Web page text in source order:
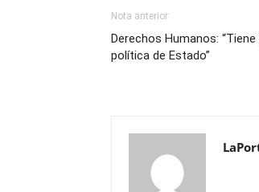
Nota anterior
Derechos Humanos:
política de Estado”